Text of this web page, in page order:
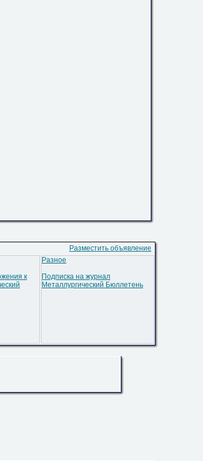
Разместить объявление
к
Разное
Подписка на журнал
Металлургический Бюллетень